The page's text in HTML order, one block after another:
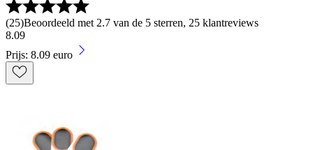
(25)Beoordeeld met 2.7 van de 5 sterren, 25 klantreviews
8.09
Prijs: 8.09 euro